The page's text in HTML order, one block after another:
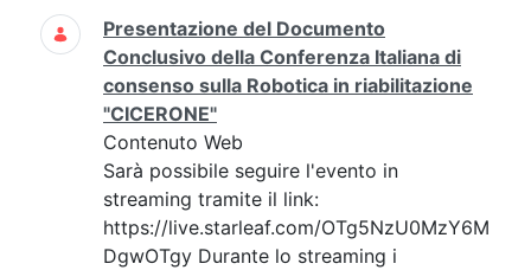
Ricerca
Presentazione del Documento
Conclusivo della Conferenza Italiana di
consenso sulla Robotica in riabilitazione
"CICERONE"
Contenuto Web
Sarà possibile seguire l'evento in
streaming tramite il link:
https://live.starleaf.com/OTg5NzU0MzY6M
DgwOTgy Durante lo streaming i